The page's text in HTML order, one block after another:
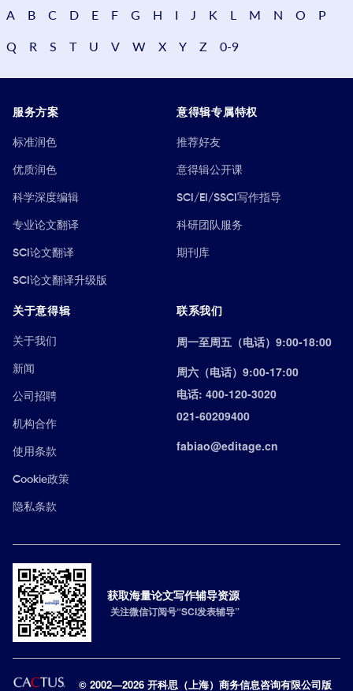
A
B C D E F G H I J K L M N O P
Q R S T U V W X Y Z 0-9